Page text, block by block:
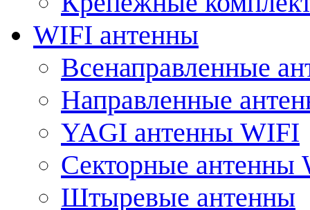
WIFI антенны
Всенаправленные
Направленные
YAGI антенны WIFI
Секторные антенны
Штыревые антенны